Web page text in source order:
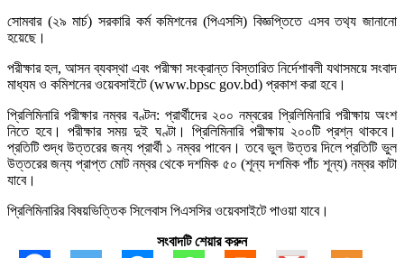
সোমবার (২৯ মার্চ) সরকারি কর্ম কমিশনের (পিএসসি) বিজ্ঞপ্তিতে এসব তথ‌্য জানানো
হয়েছে।
পরীক্ষার হল, আসন ব্যবস্থা এবং পরীক্ষা সংক্রান্ত বিস্তারিত নির্দেশাবলী যথাসময়ে সংবাদ
মাধ্যম ও কমিশনের ওয়েবসাইটে (www.bpsc gov.bd) প্রকাশ করা হবে।
প্রিলিমিনারি পরীক্ষার নম্বর বণ্টন: প্রার্থীদের ২০০ নম্বরের প্রিলিমিনারি পরীক্ষায় অংশ
নিতে হবে। পরীক্ষার সময় দুই ঘণ্টা। প্রিলিমিনারি পরীক্ষায় ২০০টি প্রশ্ন থাকবে।
প্রতিটি শুদ্ধ উত্তরের জন্য প্রার্থী ১ নম্বর পাবেন। তবে ভুল উত্তর দিলে প্রতিটি ভুল
উত্তরের জন্য প্রাপ্ত মোট নম্বর থেকে দশমিক ৫০ (শূন্য দশমিক পাঁচ শূন্য) নম্বর কাটা
যাবে।
প্রিলিমিনারির বিষয়ভিত্তিক সিলেবাস পিএসসির ওয়েবসাইটে পাওয়া যাবে।
সংবাদটি শেয়ার করুন